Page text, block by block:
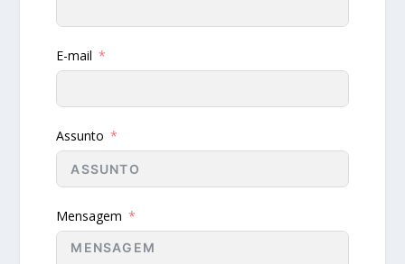
E-mail
Assunto
Mensagem